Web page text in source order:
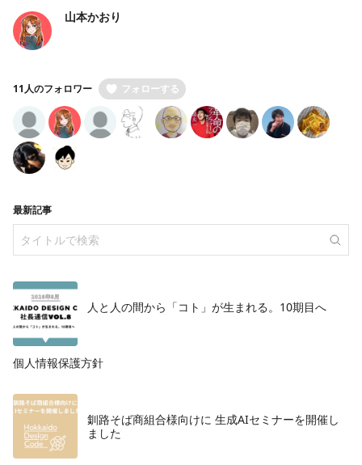
山本かおり
11人のフォロワー フォローする
最新記事
人と人の間から「コト」が生まれる。10期目へ
個人情報保護方針
釧路そば商組合様向けに 生成AIセミナーを開催し
ました